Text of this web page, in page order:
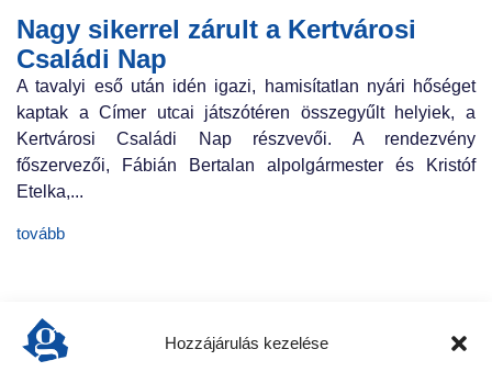
Hozzájárulás kezelése
Nagy sikerrel zárult a Kertvárosi
Családi Nap
A tavalyi eső után idén igazi, hamisítatlan nyári hőséget
kaptak a Címer utcai játszótéren összegyűlt helyiek, a
Kertvárosi Családi Nap részvevői. A rendezvény
főszervezői, Fábián Bertalan alpolgármester és Kristóf
Etelka,...
tovább